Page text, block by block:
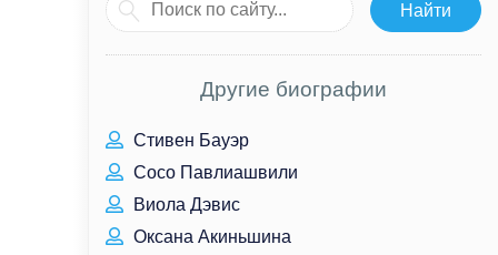
Другие биографии
Стивен Бауэр
Сосо Павлиашвили
Виола Дэвис
Оксана Акиньшина